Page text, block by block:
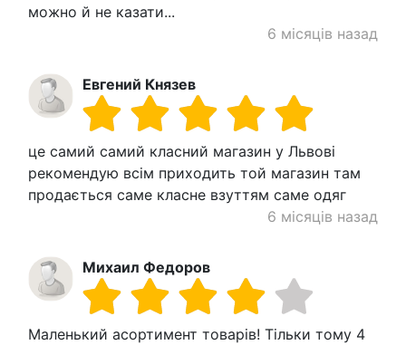
можно й не казати...
6 місяців назад
Евгений Князев
це самий самий класний магазин у Львові
рекомендую всім приходить той магазин там
продається саме класне взуттям саме одяг
6 місяців назад
Михаил Федоров
Маленький асортимент товарів! Тільки тому 4